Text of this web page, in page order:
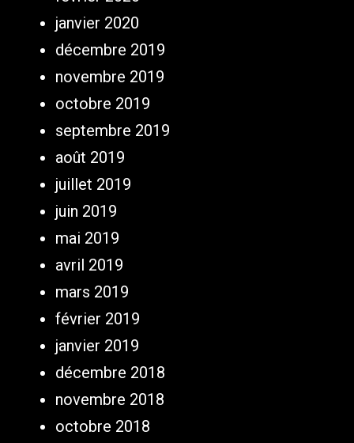
janvier 2020
décembre 2019
novembre 2019
octobre 2019
septembre 2019
août 2019
juillet 2019
juin 2019
mai 2019
avril 2019
mars 2019
février 2019
janvier 2019
décembre 2018
novembre 2018
octobre 2018